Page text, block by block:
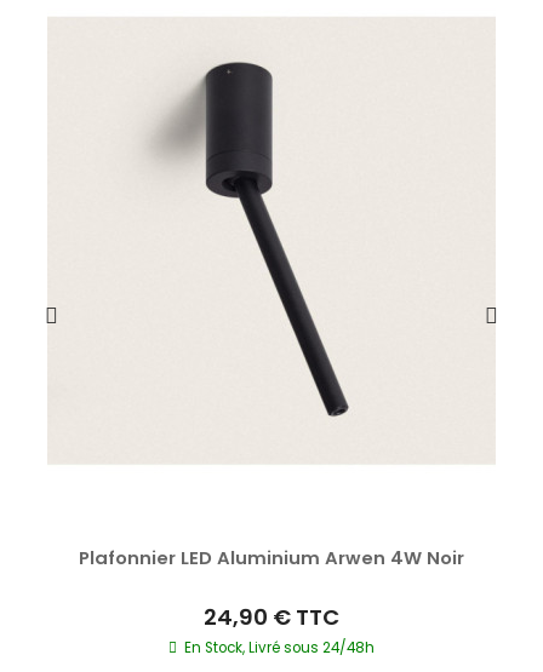
Plafonnier LED Aluminium Arwen 4W Noir
24,90 € TTC
En Stock, Livré sous 24/48h